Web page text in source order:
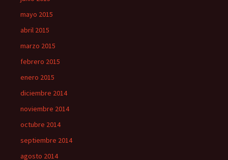
mayo 2015
abril 2015
marzo 2015
febrero 2015
enero 2015
diciembre 2014
noviembre 2014
octubre 2014
septiembre 2014
agosto 2014